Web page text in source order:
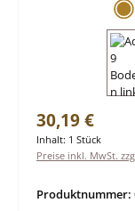
Regulärer Preis:
30,19 €
Inhalt: 1 Stück
Preise inkl. MwSt.
Produktnummer: